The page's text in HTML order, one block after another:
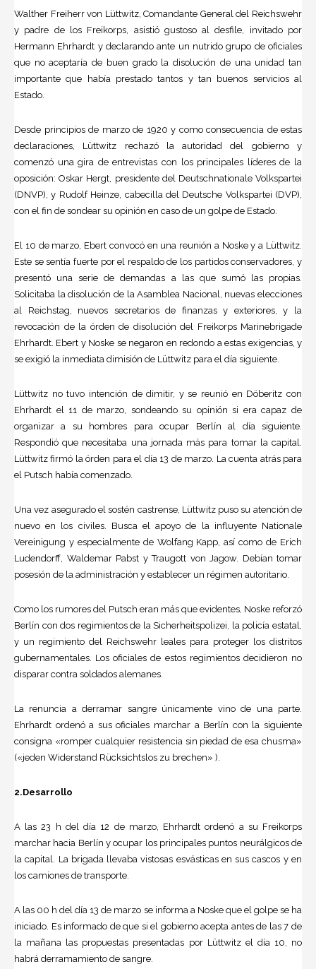
Walther Freiherr von Lüttwitz, Comandante General del Reichswehr
y padre de los Freikorps, asistió gustoso al desfile, invitado por
Hermann Ehrhardt y declarando ante un nutrido grupo de oficiales
que no aceptaría de buen grado la disolución de una unidad tan
importante que había prestado tantos y tan buenos servicios al
Estado.
Desde principios de marzo de 1920 y como consecuencia de estas
declaraciones, Lüttwitz rechazó la autoridad del gobierno y
comenzó una gira de entrevistas con los principales líderes de la
oposición: Oskar Hergt, presidente del Deutschnationale Volkspartei
(DNVP), y Rudolf Heinze, cabecilla del Deutsche Volkspartei (DVP),
con el fin de sondear su opinión en caso de un golpe de Estado.
El 10 de marzo, Ebert convocó en una reunión a Noske y a Lüttwitz.
Este se sentía fuerte por el respaldo de los partidos conservadores, y
presentó una serie de demandas a las que sumó las propias.
Solicitaba la disolución de la Asamblea Nacional, nuevas elecciones
al Reichstag, nuevos secretarios de finanzas y exteriores, y la
revocación de la órden de disolución del Freikorps Marinebrigade
Ehrhardt. Ebert y Noske se negaron en redondo a estas exigencias, y
se exigió la inmediata dimisión de Lüttwitz para el día siguiente.
Lüttwitz no tuvo intención de dimitir, y se reunió en Döberitz con
Ehrhardt el 11 de marzo, sondeando su opinión si era capaz de
organizar a su hombres para ocupar Berlín al día siguiente.
Respondió que necesitaba una jornada más para tomar la capital.
Lüttwitz firmó la órden para el día 13 de marzo. La cuenta atrás para
el Putsch había comenzado.
Una vez asegurado el sostén castrense, Lüttwitz puso su atención de
nuevo en los civiles. Busca el apoyo de la influyente Nationale
Vereinigung y especialmente de Wolfang Kapp, así como de Erich
Ludendorff, Waldemar Pabst y Traugott von Jagow. Debían tomar
posesión de la administración y establecer un régimen autoritario.
Como los rumores del Putsch eran más que evidentes, Noske reforzó
Berlín con dos regimientos de la Sicherheitspolizei, la policía estatal,
y un regimiento del Reichswehr leales para proteger los distritos
gubernamentales. Los oficiales de estos regimientos decidieron no
disparar contra soldados alemanes.
La renuncia a derramar sangre únicamente vino de una parte.
Ehrhardt ordenó a sus oficiales marchar a Berlín con la siguiente
consigna «romper cualquier resistencia sin piedad de esa chusma»
(«jeden Widerstand Rücksichtslos zu brechen» ).
2.Desarrollo
A las 23 h del día 12 de marzo, Ehrhardt ordenó a su Freikorps
marchar hacia Berlín y ocupar los principales puntos neurálgicos de
la capital. La brigada llevaba vistosas esvásticas en sus cascos y en
los camiones de transporte.
A las 00 h del día 13 de marzo se informa a Noske que el golpe se ha
iniciado. Es informado de que si el gobierno acepta antes de las 7 de
la mañana las propuestas presentadas por Lüttwitz el día 10, no
habrá derramamiento de sangre.